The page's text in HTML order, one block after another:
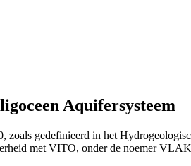
Aquifersysteem
zoals gedefinieerd in het
met VITO, onder de noemer